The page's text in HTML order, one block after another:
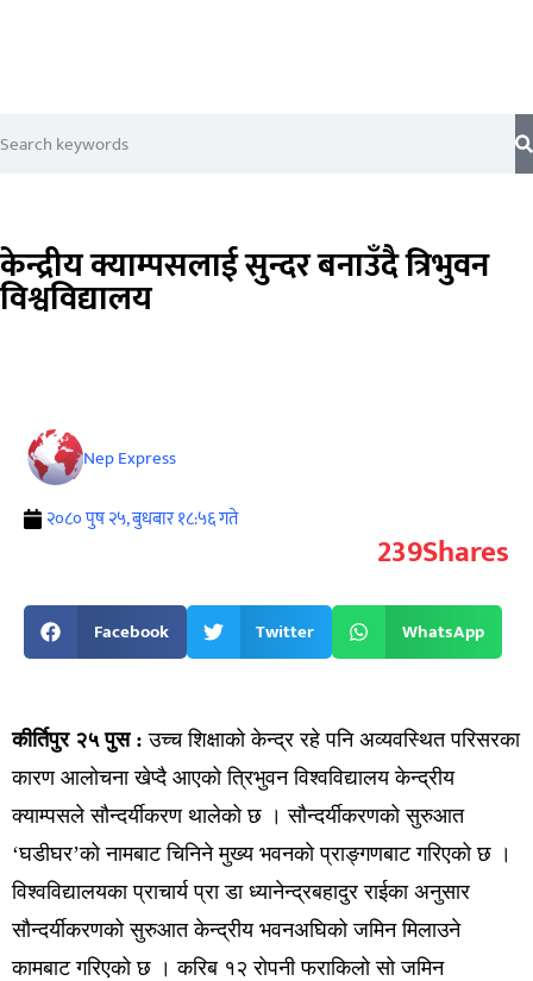
केन्द्रीय क्याम्पसलाई सुन्दर बनाउँदै त्रिभुवन
विश्वविद्यालय
Nep Express
२०८० पुष २५, बुधबार १८:५६ गते
Shares
239
Facebook Twitter WhatsApp
कीर्तिपुर २५ पुस : उच्च शिक्षाको केन्द्र रहे पनि अव्यवस्थित परिसरका
कारण आलोचना खेप्दै आएको त्रिभुवन विश्वविद्यालय केन्द्रीय
क्याम्पसले सौन्दर्यीकरण थालेको छ । सौन्दर्यीकरणको सुरुआत
‘घडीघर’को नामबाट चिनिने मुख्य भवनको प्राङ्गणबाट गरिएको छ ।
विश्वविद्यालयका प्राचार्य प्रा डा ध्यानेन्द्रबहादुर राईका अनुसार
सौन्दर्यीकरणको सुरुआत केन्द्रीय भवनअघिको जमिन मिलाउने
कामबाट गरिएको छ । करिब १२ रोपनी फराकिलो सो जमिन